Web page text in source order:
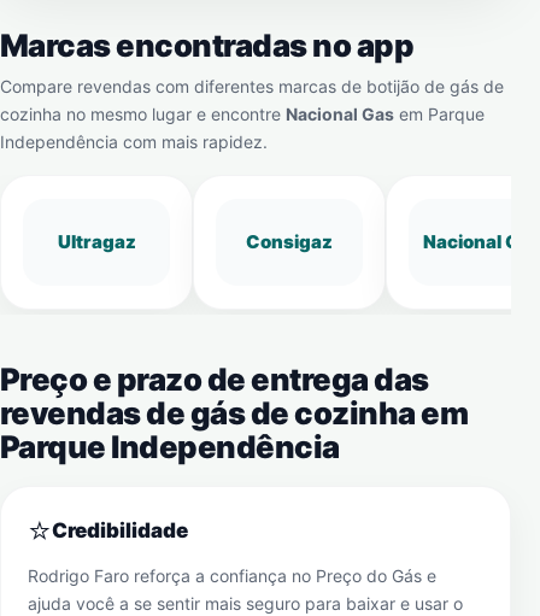
Marcas encontradas no app
Compare revendas com diferentes marcas de botijão de gás de
cozinha no mesmo lugar e encontre Nacional Gas em Parque
Independência com mais rapidez.
Ultragaz Consigaz Nacional Gás
Preço e prazo de entrega das
revendas de gás de cozinha em
Parque Independência
⭐Credibilidade
Rodrigo Faro reforça a confiança no Preço do Gás e
ajuda você a se sentir mais seguro para baixar e usar o